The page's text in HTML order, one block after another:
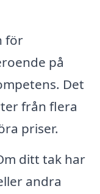
för
på
Det
från flera
priser.
ditt tak har
andra